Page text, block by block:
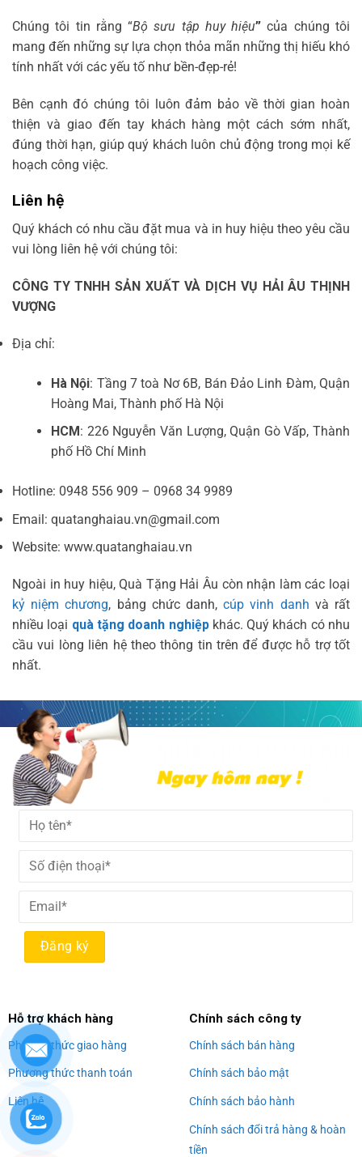
Chúng tôi tin rằng “Bộ sưu tập huy hiệu” của chúng tôi
mang đến những sự lựa chọn thỏa mãn những thị hiếu khó
tính nhất với các yếu tố như bền-đẹp-rẻ!
Bên cạnh đó chúng tôi luôn đảm bảo về thời gian hoàn
thiện và giao đến tay khách hàng một cách sớm nhất,
đúng thời hạn, giúp quý khách luôn chủ động trong mọi kế
hoạch công việc.
Liên hệ
Quý khách có nhu cầu đặt mua và in huy hiệu theo yêu cầu
vui lòng liên hệ với chúng tôi:
CÔNG TY TNHH SẢN XUẤT VÀ DỊCH VỤ HẢI ÂU THỊNH
VƯỢNG
Địa chỉ:
Hà Nội: Tầng 7 toà Nơ 6B, Bán Đảo Linh Đàm, Quận
Hoàng Mai, Thành phố Hà Nội
HCM : 226 Nguyễn Văn Lượng, Quận Gò Vấp, Thành
phố Hồ Chí Minh
Hotline: 0948 556 909 – 0968 34 9989
Email: quatanghaiau.vn@gmail.com
Website: www.quatanghaiau.vn
Ngoài in huy hiệu, Quà Tặng Hải Âu còn nhận làm các loại
kỷ niệm chương, bảng chức danh,cúp vinh danh và rất
nhiều loại quà tặng doanh nghiệpkhác. Quý khách có nhu
cầu vui lòng liên hệ theo thông tin trên để được hỗ trợ tốt
nhất.
Hỗ trợ khách hàng
Phương thức giao hàng
Phương thức thanh toán
Liên hệ
Chính sách công ty
Chính sách bán hàng
Chính sách bảo mật
Chính sách bảo hành
Chính sách đổi trả hàng & hoàn
tiền